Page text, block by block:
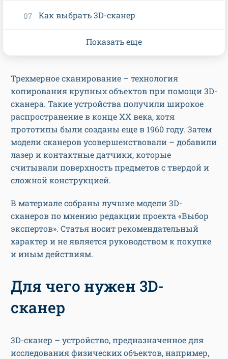
Трехмерное сканирование – технология
копирования крупных объектов при помощи 3D-
сканера. Такие устройства получили широкое
распространение в конце XX века, хотя
прототипы были созданы еще в 1960 году. Затем
модели сканеров усовершенствовали – добавили
лазер и контактные датчики, которые
считывали поверхность предметов с твердой и
сложной конструкцией.
В материале собраны лучшие модели 3D-
сканеров по мнению редакции проекта «Выбор
экспертов». Статья носит рекомендательный
характер и не является руководством к покупке
и иным действиям.
Для чего нужен 3D-
сканер
3D-сканер – устройство, предназначенное для
исследования физических объектов, например,
Как выбрать 3D-сканер
Показать еще